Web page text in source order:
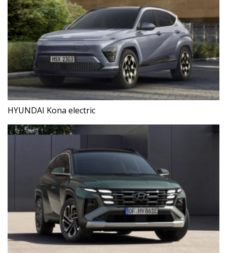
HYUNDAI Kona electric